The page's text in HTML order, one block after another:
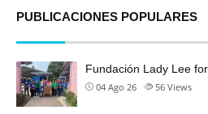
PUBLICACIONES POPULARES
Fundación Lady Lee
04 Ago 26 56 Views